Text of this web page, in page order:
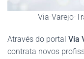
Via-Varejo-
Através do portal Via
contrata novos